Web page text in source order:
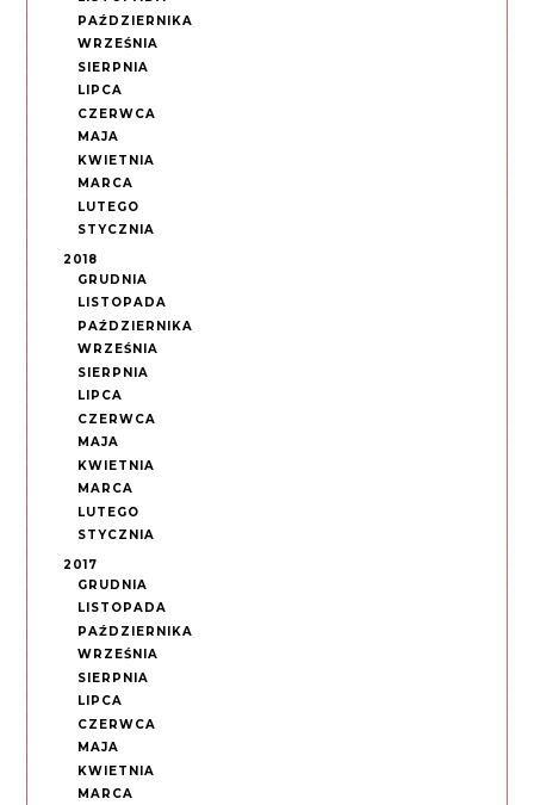
PAŹDZIERNIKA
WRZEŚNIA
SIERPNIA
LIPCA
CZERWCA
MAJA
KWIETNIA
MARCA
LUTEGO
STYCZNIA
2018
GRUDNIA
LISTOPADA
PAŹDZIERNIKA
WRZEŚNIA
SIERPNIA
LIPCA
CZERWCA
MAJA
KWIETNIA
MARCA
LUTEGO
STYCZNIA
2017
GRUDNIA
LISTOPADA
PAŹDZIERNIKA
WRZEŚNIA
SIERPNIA
LIPCA
CZERWCA
MAJA
KWIETNIA
MARCA